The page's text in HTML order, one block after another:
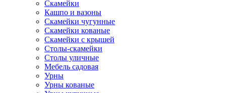
Скамейки
Кашпо и вазоны
Скамейки чугунные
Скамейки кованые
Скамейки с крышей
Столы-скамейки
Столы уличные
Мебель садовая
Урны
Урны кованые